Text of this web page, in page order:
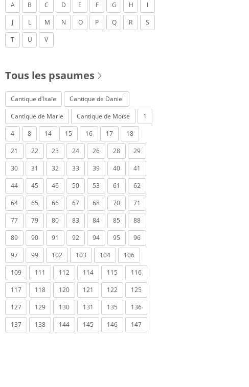
A B C D E F G H
I
J
L M N O P Q R
S
T
U V
Tous les psaumes
Cantique d'Isaïe
Cantique de Daniel
Cantique de Marie
Cantique de Moïse
1
4
8 14 15 16 17
18
21
22 23 24 26 28
29
30
31 32 33 39 40
41
44
45 46 50 53 61
62
64
65 66 67 68 70
71
77
79 80 83 84 85
88
89
90 91 92 94 95
96
97
99 102 103 104
106
109
111 112 114 115
116
117
118 120 121 122
125
127
129 130 131 135
136
137
138 144 145 146 147